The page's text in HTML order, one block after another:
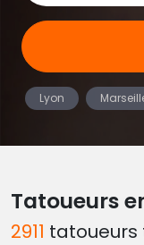
Lyon
Tatoueurs
2911 tatoueurs